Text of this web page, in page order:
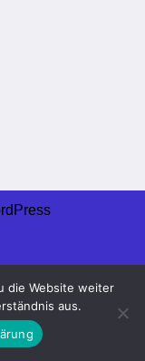
die Website weiter
aus.